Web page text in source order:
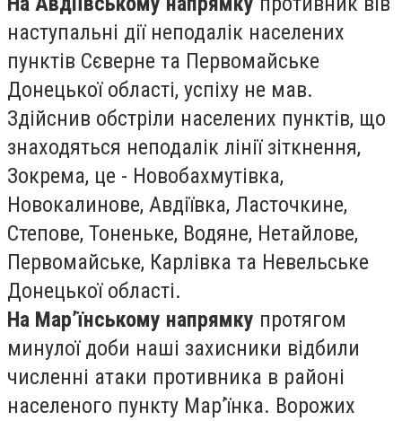
наступальні дії неподалік населених
пунктів Сєверне та Первомайське
Донецької області, успіху не мав.
Здійснив обстріли населених пунктів, що
знаходяться неподалік лінії зіткнення,
Зокрема, це - Новобахмутівка,
Новокалинове, Авдіївка, Ласточкине,
Степове, Тоненьке, Водяне, Нетайлове,
Первомайське, Карлівка та Невельське
Донецької області.
На Мар’їнському напрямку протягом
минулої доби наші захисники відбили
численні атаки противника в районі
населеного пункту Мар’їнка. Ворожих